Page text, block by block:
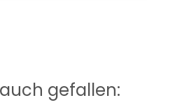
gefallen: